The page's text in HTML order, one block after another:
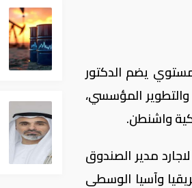
يضم الدكتور
والتطوير المؤسسي،
واشنطن.
مدير الصندوق
وآسيا الوسطى